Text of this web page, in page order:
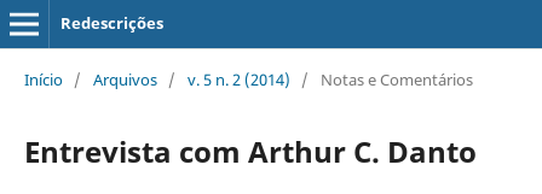
Redescrições
Início / Arquivos / v. 5 n. 2 (2014) / Notas e Comentários
Entrevista com Arthur C. Danto